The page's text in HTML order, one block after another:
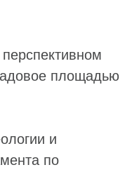
площадью
и
по